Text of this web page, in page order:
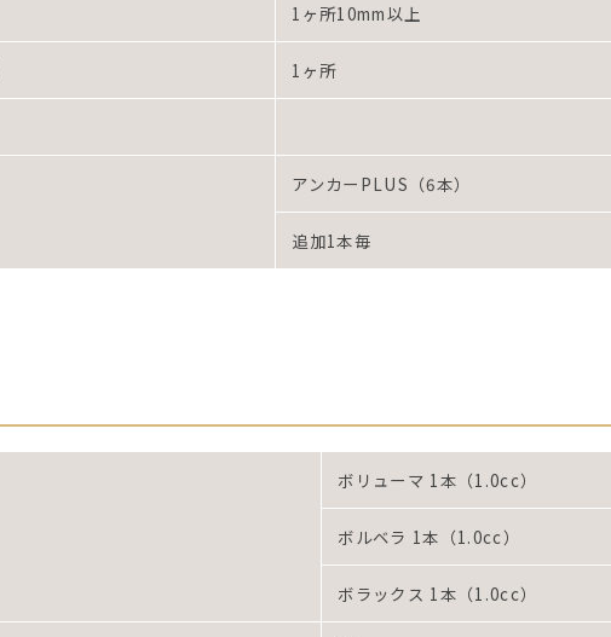
1ヶ所10mm以上
1ヶ所
アンカーPLUS（6本）
追加1本毎
ボリューマ 1本（1.0cc）
ボルベラ 1本（1.0cc）
ボラックス 1本（1.0cc）